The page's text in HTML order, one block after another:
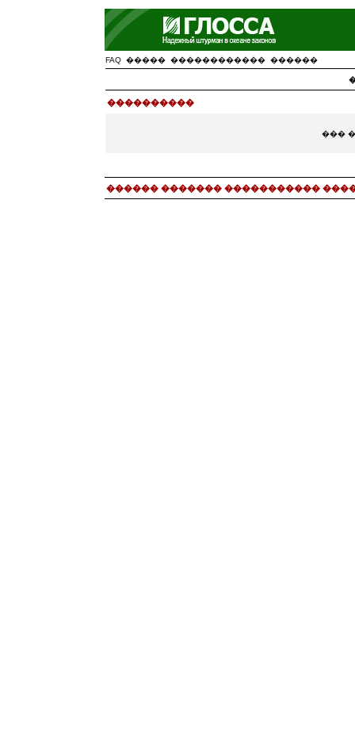
FAQ ����� ������������ ������
����������
���
������ ������� �����������